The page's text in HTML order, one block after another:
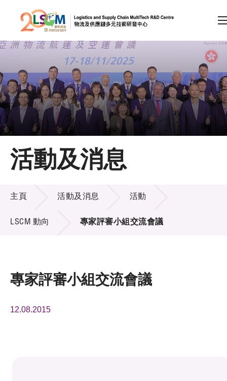
跳到內容（按回車鍵）
會員登入
A A EN 繁 简
主頁
關於LSCM
技術商品化
項目及資助計劃
活動及消息
活動及消息
活動及消息
主頁 活動及消息 活動
LSCM 動向 專家評審小組交流會議
專家評審小組交流會議
12.08.2015